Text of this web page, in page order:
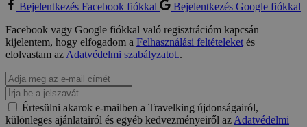
Bejelentkezés Facebook fiókkal
Bejelentkezés Google fiókkal
Facebook vagy Google fiókkal való regisztrációm kapcsán
kijelentem, hogy elfogadom a Felhasználási feltételeketés
elolvastam azAdatvédelmi szabályzatot..
Értesülni akarok e-mailben a Travelking újdonságairól,
különleges ajánlatairól és egyéb kedvezményeiről azAdatvédelmi